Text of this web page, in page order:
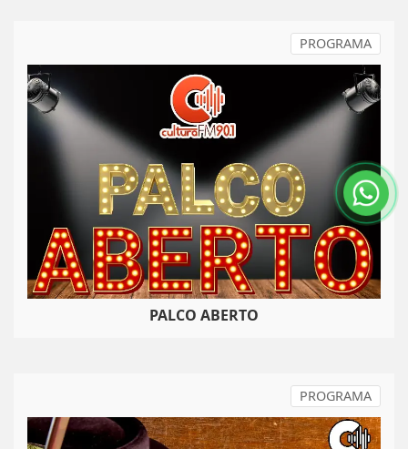
PROGRAMA
PALCO ABERTO
PROGRAMA